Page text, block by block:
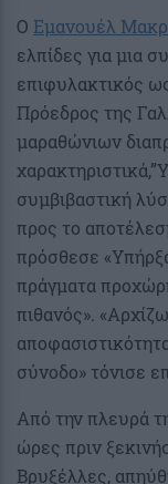
Ο Εμανουέλ
ελπίδες για μια
επιφυλακτικός
Πρόεδρος της
μαραθώνιων
συμβιβαστική
προς το
πρόσθεσε
πράγματα
πιθανός».
σύνοδο» τόνισε
Από την πλευρά
ώρες πριν
Βρυξέλλες,